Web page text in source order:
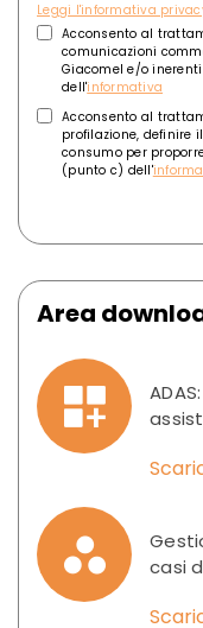
Leggi l'informativa
Acconsento al
comunicazioni
Giacomel e/o
dell'informativa
Acconsento al
profilazione, definire
consumo per
(punto c) dell'
Area
casi